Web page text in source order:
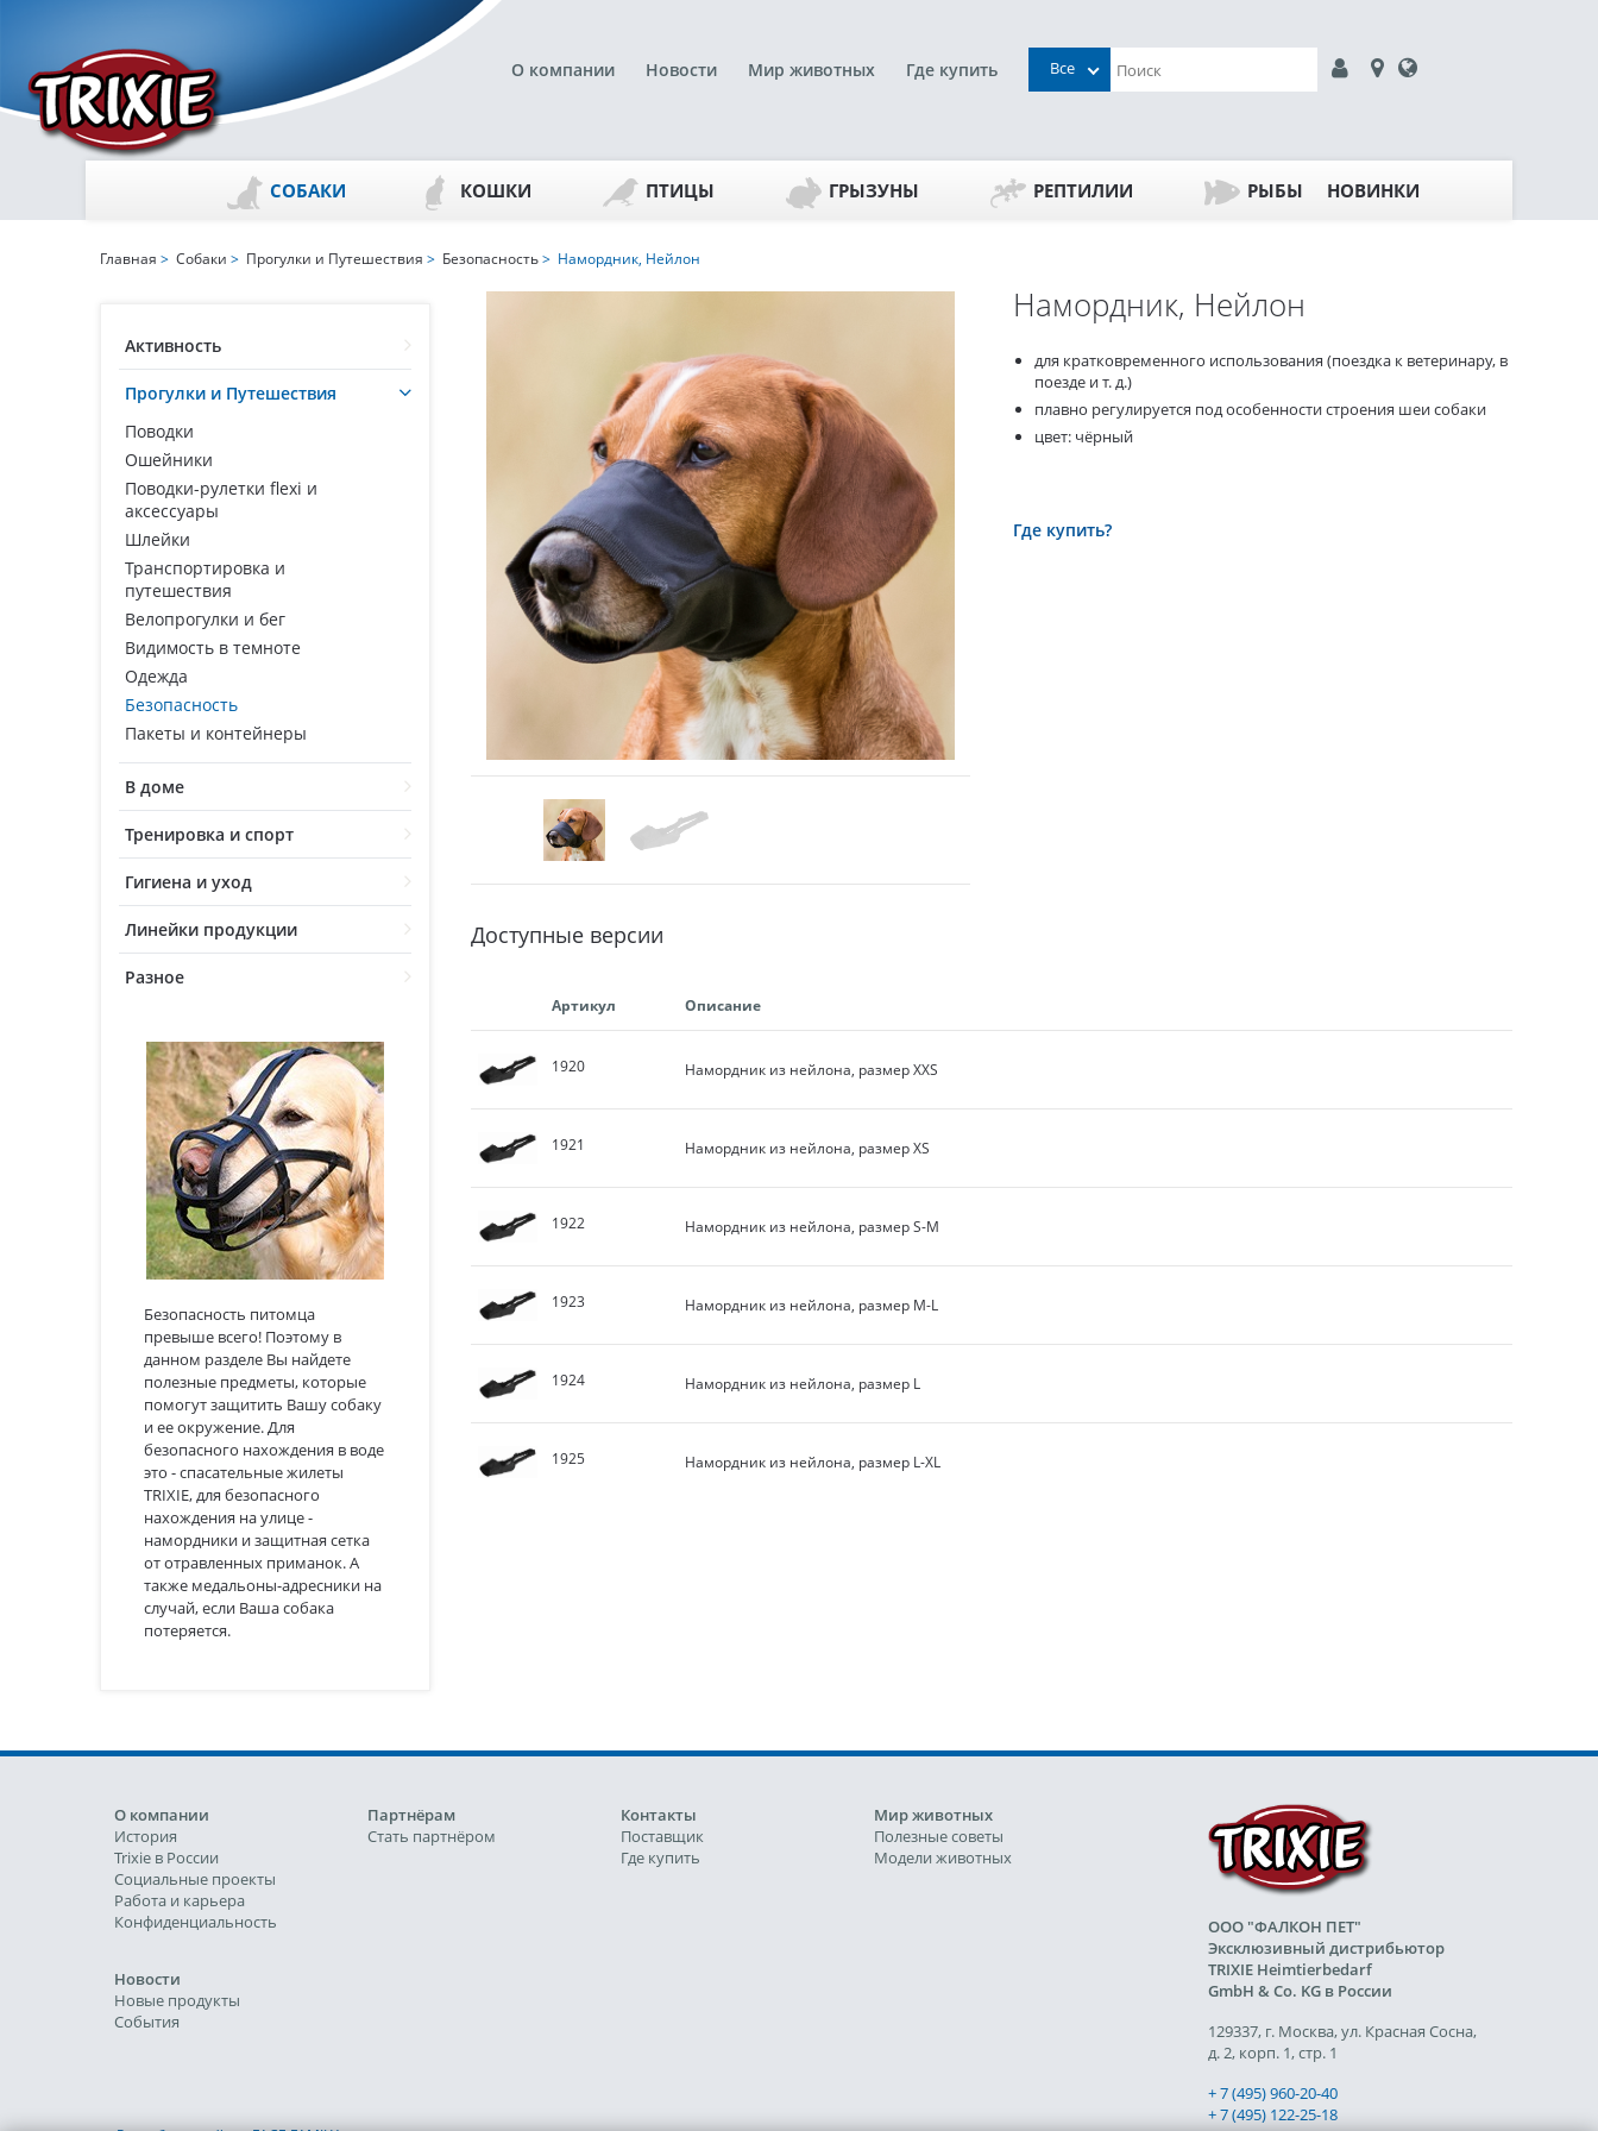
О компании Новости Мир животных Где купить Все
СОБАКИ КОШКИ ПТИЦЫ ГРЫЗУНЫ РЕПТИЛИИ РЫБЫ НОВИНКИ
Активность
Прогулки и Путешествия
Поводки
Ошейники
Поводки-рулетки flexi и
аксессуары
Шлейки
Транспортировка и
путешествия
Велопрогулки и бег
Видимость в темноте
Одежда
Безопасность
Пакеты и контейнеры
В доме
Тренировка и спорт
Гигиена и уход
Линейки продукции
Разное
Безопасность питомца
превыше всего! Поэтому в
данном разделе Вы найдете
полезные предметы, которые
помогут защитить Вашу собаку
и ее окружение. Для
безопасного нахождения в воде
это - спасательные жилеты
TRIXIE, для безопасного
нахождения на улице -
намордники и защитная сетка
от отравленных приманок. А
также медальоны-адресники на
случай, если Ваша собака
потеряется.
Главная > Собаки > Прогулки и Путешествия > Безопасность> Намордник, Нейлон
Намордник, Нейлон
для кратковременного использования (поездка к ветеринару, в
поезде и т. д.)
плавно регулируется под особенности строения шеи собаки
цвет: чёрный
Где купить?
Доступные версии
Артикул Описание
1920 Намордник из нейлона, размер XXS
1921 Намордник из нейлона, размер XS
1922 Намордник из нейлона, размер S-M
1923 Намордник из нейлона, размер M-L
1924 Намордник из нейлона, размер L
1925 Намордник из нейлона, размер L-XL
О компании
История
Trixie в России
Социальные проекты
Работа и карьера
Конфиденциальность
Партнёрам
Стать партнёром
Контакты
Поставщик
Где купить
Мир животных
Полезные советы
Модели животных
Новости
Новые продукты
События
ООО "ФАЛКОН ПЕТ"
Эксклюзивный дистрибьютор
TRIXIE Heimtierbedarf
GmbH & Co. KG в России
129337, г. Москва, ул. Красная Сосна,
д. 2, корп. 1, стр. 1
+ 7 (495) 960-20-40
+ 7 (495) 122-25-18